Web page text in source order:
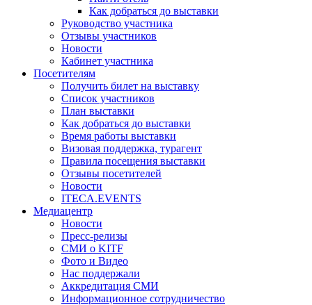
Как добраться до выставки
Руководство участника
Отзывы участников
Новости
Кабинет участника
Посетителям
Получить билет на выставку
Список участников
План выставки
Как добраться до выставки
Время работы выставки
Визовая поддержка, турагент
Правила посещения выставки
Отзывы посетителей
Новости
ITECA.EVENTS
Медиацентр
Новости
Пресс-релизы
СМИ о KITF
Фото и Видео
Нас поддержали
Аккредитация СМИ
Информационное сотрудничество